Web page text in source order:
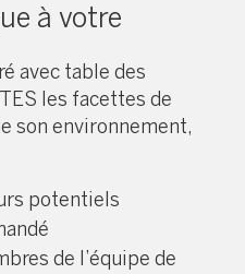
à votre
avec table des
les facettes de
son environnement,
potentiels
de l’équipe de